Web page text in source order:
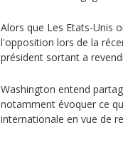
Alors que Les Etats-Unis
l'opposition lors de la
président sortant a
Washington entend
notamment évoquer ce
internationale en vue de